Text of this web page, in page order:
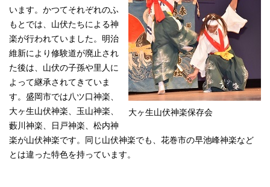
大ヶ生山伏神楽保存会
います。かつてそれぞれのふ
もとでは、山伏たちによる神
楽が行われていました。明治
維新により修験道が廃止され
た後は、山伏の子孫や里人に
よって継承されてきていま
す。盛岡市では八ツ口神楽、
大ヶ生山伏神楽、玉山神楽、
藪川神楽、日戸神楽、松内神
楽が山伏神楽です。同じ山伏神楽でも、花巻市の早池峰神楽など
とは違った特色を持っています。